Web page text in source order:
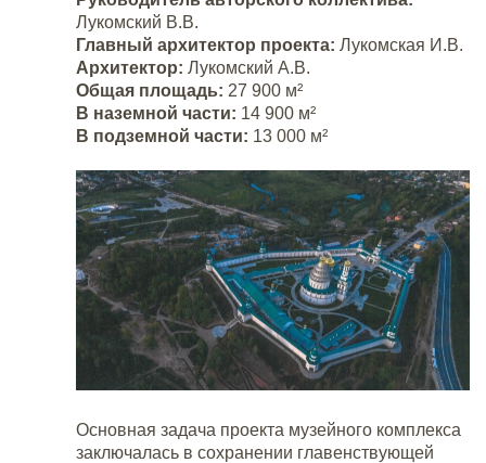
Лукомский В.В.
Главный архитектор проекта: Лукомская И.В.
Архитектор: Лукомский А.В.
Общая площадь: 27 900 м²
В наземной части: 14 900 м²
В подземной части: 13 000 м²
Основная задача проекта музейного комплекса
заключалась в сохранении главенствующей